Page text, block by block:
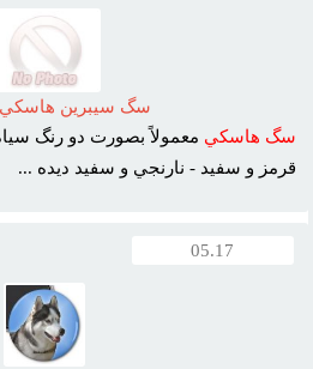
سگ سيبرين هاسکي
سگ هاسکي معمولاً بصورت دو رنگ
قرمز و سفيد - نارنجي و سفيد ديده ...
05.17